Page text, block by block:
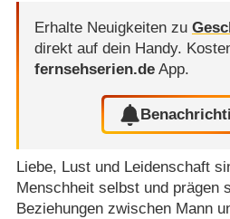
Erhalte Neuigkeiten zu
direkt auf dein Handy.
fernsehserien.deApp.
Liebe, Lust und Leidenschaft
Menschheit selbst und prägen
Beziehungen zwischen Mann